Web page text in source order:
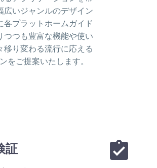
広いジャンルのデザイン
各プラットホームガイド
つつも豊富な機能や使い
移り変わる流行に応える
をご提案いたします。
証 
